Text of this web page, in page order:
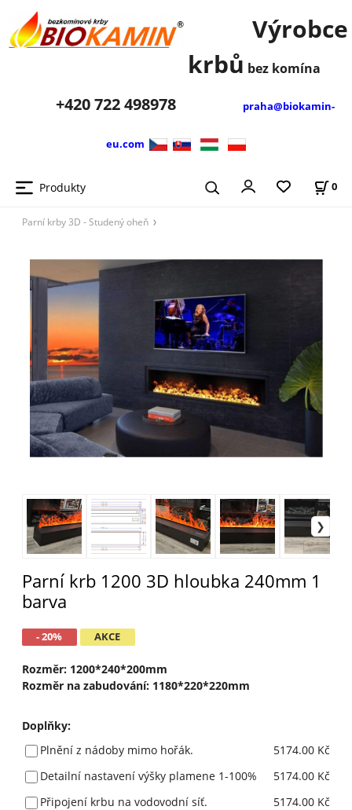
Výrobce
krbů bez komína
+420722 498978 praha@biokamin-
eu.com
Produkty 0
Parní krby 3D - Studený oheň
Parní krb 1200 3D hloubka 240mm 1
barva
- 20% AKCE
Rozměr: 1200*240*200mm
Rozměr na zabudování: 1180*220*220mm
Doplňky:
Plnění z nádoby mimo hořák.
5174.00 Kč
Detailní nastavení výšky plamene 1-100%
5174.00 Kč
Připojení krbu na vodovodní síť.
5174.00 Kč